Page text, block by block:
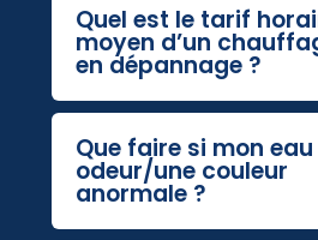
Quel est le tarif
moyen d’un
en dépannage ?
Que faire si mon
odeur/une couleur
anormale ?